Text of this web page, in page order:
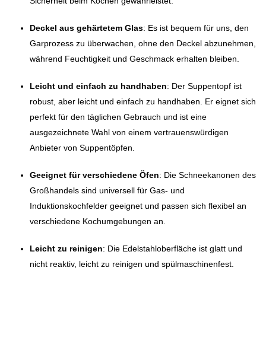
Deckel aus gehärtetem Glas: Es ist bequem für uns, den
Garprozess zu überwachen, ohne den Deckel abzunehmen,
während Feuchtigkeit und Geschmack erhalten bleiben.
Leicht und einfach zu handhaben: Der Suppentopf ist
robust, aber leicht und einfach zu handhaben. Er eignet sich
perfekt für den täglichen Gebrauch und ist eine
ausgezeichnete Wahl von einem vertrauenswürdigen
Anbieter von Suppentöpfen.
Geeignet für verschiedene Öfen: Die Schneekanonen des
Großhandels sind universell für Gas- und
Induktionskochfelder geeignet und passen sich flexibel an
verschiedene Kochumgebungen an.
Leicht zu reinigen: Die Edelstahloberfläche ist glatt und
nicht reaktiv, leicht zu reinigen und spülmaschinenfest.